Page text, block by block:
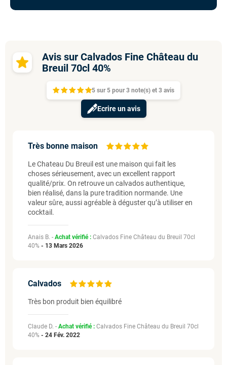
Avis sur Calvados Fine Château du
Breuil 70cl 40%
5 sur 5 pour 3 note(s) et 3 avis
Ecrire un avis
Très bonne maison
Le Chateau Du Breuil est une maison qui fait les
choses sérieusement, avec un excellent rapport
qualité/prix. On retrouve un calvados authentique,
bien réalisé, dans la pure tradition normande. Une
valeur sûre, aussi agréable à déguster qu’à utiliser en
cocktail.
Anais B. - Achat vérifié : Calvados Fine Château du Breuil 70cl
40% - 13 Mars 2026
Calvados
Très bon produit bien équilibré
Claude D. - Achat vérifié : Calvados Fine Château du Breuil 70cl
40% - 24 Fév. 2022